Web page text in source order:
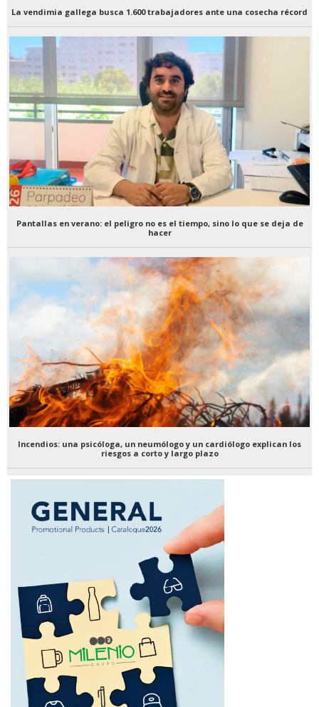
La vendimia gallega busca 1.600 trabajadores ante una cosecha récord
Pantallas en verano: el peligro no es el tiempo, sino lo que se deja de
hacer
Incendios: una psicóloga, un neumólogo y un cardiólogo explican los
riesgos a corto y largo plazo